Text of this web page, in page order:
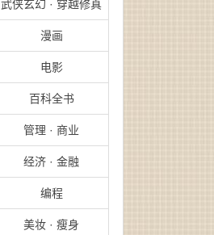
武侠玄幻 · 穿越修真
漫画
电影
百科全书
管理 · 商业
经济 · 金融
编程
美妆 · 瘦身